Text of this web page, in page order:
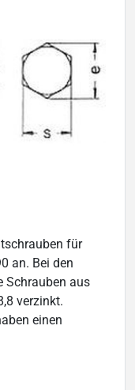
für
an. Bei den
Schrauben aus
verzinkt.
einen